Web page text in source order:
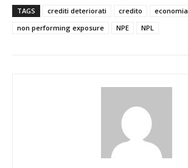
TAGS crediti deteriorati credito economia
non performing exposure
NPE NPL